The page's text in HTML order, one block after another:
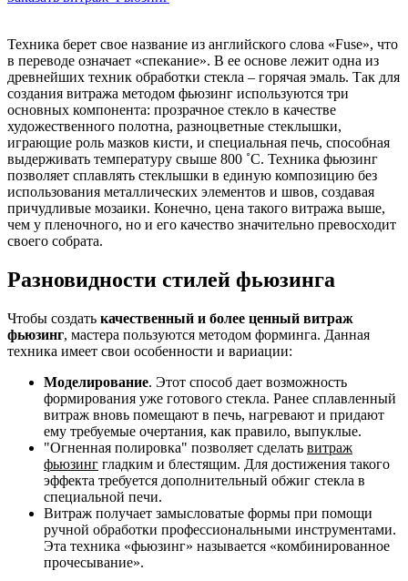
Техника берет свое название из английского слова «Fuse», что
в переводе означает «спекание». В ее основе лежит одна из
древнейших техник обработки стекла – горячая эмаль. Так для
создания витража методом фьюзинг используются три
основных компонента: прозрачное стекло в качестве
художественного полотна, разноцветные стеклышки,
играющие роль мазков кисти, и специальная печь, способная
выдерживать температуру свыше 800 ˚С. Техника фьюзинг
позволяет сплавлять стеклышки в единую композицию без
использования металлических элементов и швов, создавая
причудливые мозаики. Конечно, цена такого витража выше,
чем у пленочного, но и его качество значительно превосходит
своего собрата.
Разновидности стилей фьюзинга
Чтобы создать качественный и более ценный витраж
фьюзинг, мастера пользуются методом форминга. Данная
техника имеет свои особенности и вариации:
Моделирование. Этот способ дает возможность
формирования уже готового стекла. Ранее сплавленный
витраж вновь помещают в печь, нагревают и придают
ему требуемые очертания, как правило, выпуклые.
Огненная полировка
позволяет сделать витраж
фьюзинг гладким и блестящим. Для достижения такого
эффекта требуется дополнительный обжиг стекла в
специальной печи.
Витраж получает замысловатые формы при помощи
ручной обработки профессиональными инструментами.
Эта техника «фьюзинг» называется «комбинированное
прочесывание».